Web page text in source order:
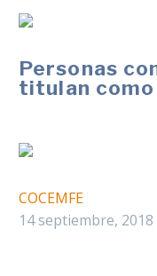
Personas
titulan
COCEMFE
14 septiembre, 2018